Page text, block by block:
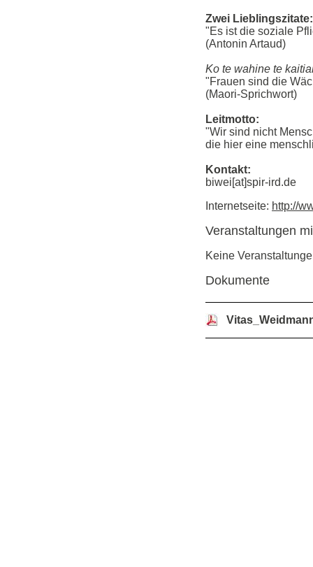
Zwei Lieblingszitate:
"Es ist die soziale
(Antonin Artaud)
Ko te wahine te
"Frauen sind die
(Maori-Sprichwort)
Leitmotto:
"Wir sind nicht
die hier eine
Kontakt:
biwei[at]spir-ird.de
Internetseite: http://
Veranstaltungen
Keine
Dokumente